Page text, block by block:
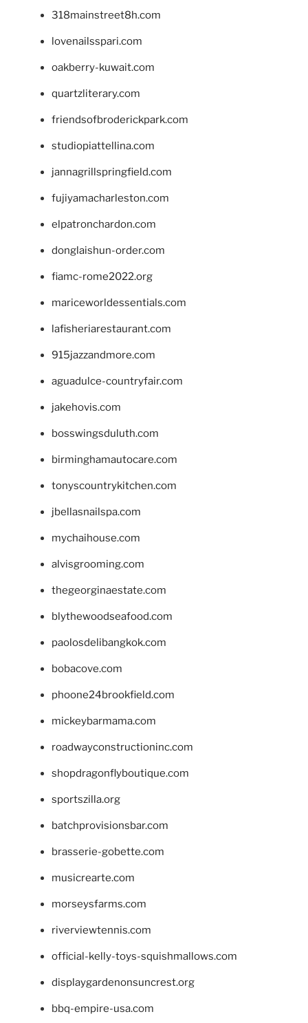
318mainstreet8h.com
lovenailsspari.com
oakberry-kuwait.com
quartzliterary.com
friendsofbroderickpark.com
studiopiattellina.com
jannagrillspringfield.com
fujiyamacharleston.com
elpatronchardon.com
donglaishun-order.com
fiamc-rome2022.org
mariceworldessentials.com
lafisheriarestaurant.com
915jazzandmore.com
aguadulce-countryfair.com
jakehovis.com
bosswingsduluth.com
birminghamautocare.com
tonyscountrykitchen.com
jbellasnailspa.com
mychaihouse.com
alvisgrooming.com
thegeorginaestate.com
blythewoodseafood.com
paolosdelibangkok.com
bobacove.com
phoone24brookfield.com
mickeybarmama.com
roadwayconstructioninc.com
shopdragonflyboutique.com
sportszilla.org
batchprovisionsbar.com
brasserie-gobette.com
musicrearte.com
morseysfarms.com
riverviewtennis.com
official-kelly-toys-squishmallows.com
displaygardenonsuncrest.org
bbq-empire-usa.com